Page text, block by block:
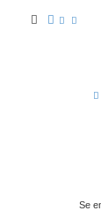
Buscar
Se